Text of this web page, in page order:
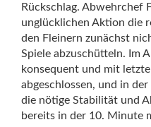
Rückschlag. Abwehrchef
unglücklichen Aktion die
den Fleinern zunächst
Spiele abzuschütteln. Im
konsequent und mit
abgeschlossen, und in
die nötige Stabilität und
bereits in der 10. Minute